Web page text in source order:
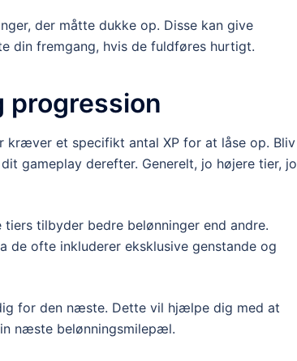
der måtte dukke op. Disse kan give
din fremgang, hvis de fuldføres hurtigt.
progression
kræver et specifikt antal XP for at låse op. Bliv
gameplay derefter. Generelt, jo højere tier, jo
tilbyder bedre belønninger end andre.
de ofte inkluderer eksklusive genstande og
for den næste. Dette vil hjælpe dig med at
næste belønningsmilepæl.